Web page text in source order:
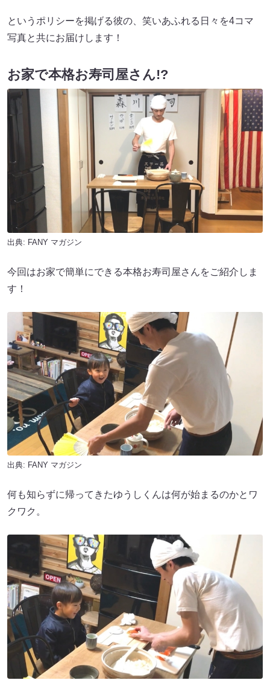
というポリシーを掲げる彼の、笑いあふれる日々を4コマ
写真と共にお届けします！
お家で本格お寿司屋さん!?
出典: FANY マガジン
今回はお家で簡単にできる本格お寿司屋さんをご紹介しま
す！
出典: FANY マガジン
何も知らずに帰ってきたゆうしくんは何が始まるのかとワ
クワク。